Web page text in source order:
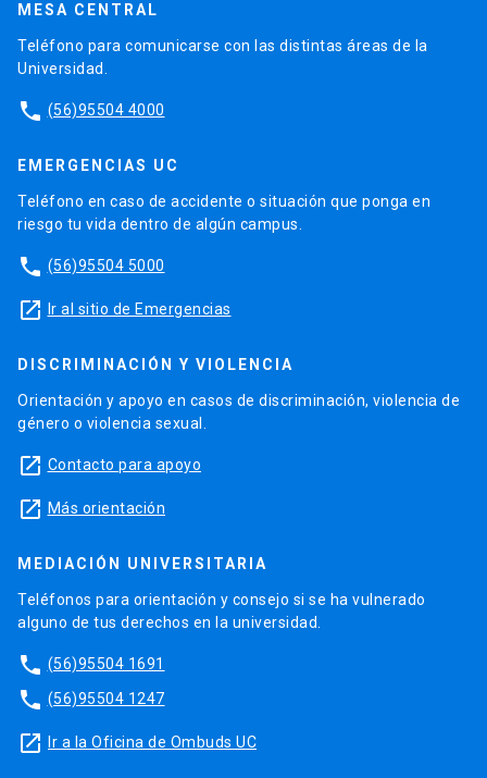
MESA CENTRAL
Teléfono para comunicarse con las distintas áreas de la
Universidad.
phone (56)95504 4000
EMERGENCIAS UC
Teléfono en caso de accidente o situación que ponga en
riesgo tu vida dentro de algún campus.
phone (56)95504 5000
launch Ir al sitio de Emergencias
DISCRIMINACIÓN Y VIOLENCIA
Orientación y apoyo en casos de discriminación, violencia de
género o violencia sexual.
launch Contacto para apoyo
launch Más orientación
MEDIACIÓN UNIVERSITARIA
Teléfonos para orientación y consejo si se ha vulnerado
alguno de tus derechos en la universidad.
phone (56)95504 1691
phone (56)95504 1247
launch Ir a la Oficina de Ombuds UC